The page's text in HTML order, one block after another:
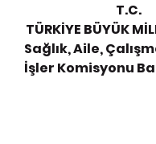
T.C.
TÜRKİYE BÜYÜK
Sağlık, Aile,
İşler Komisyonu